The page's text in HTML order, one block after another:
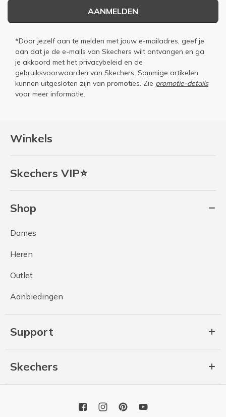
Winkels
Skechers VIP⭐
Shop
Dames
Heren
Outlet
Aanbiedingen
Support
Skechers
AANMELDEN
*Door jezelf aan te melden met jouw e-mailadres, geef je
aan dat je de e-mails van Skechers wilt ontvangen en ga
je akkoord met het privacybeleid en de
gebruiksvoorwaarden van Skechers. Sommige artikelen
kunnen uitgesloten zijn van promoties. Zie promotie-details
voor meer informatie.